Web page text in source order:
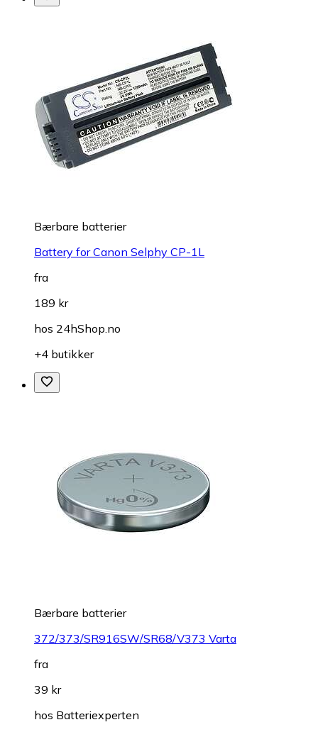
Bærbare batterier
Battery for Canon Selphy CP-1L
fra
189 kr
hos 24hShop.no
+4 butikker
Bærbare batterier
372/373/SR916SW/SR68/V373 Varta
fra
39 kr
hos Batteriexperten